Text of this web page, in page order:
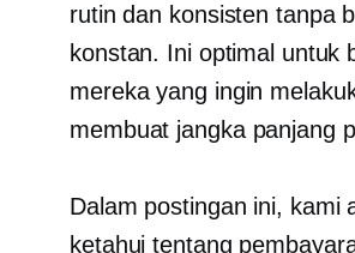
rutin dan konsisten tanpa
konstan. Ini optimal untuk
mereka yang ingin
membuat jangka panjang
Dalam postingan ini, kami
ketahui tentang